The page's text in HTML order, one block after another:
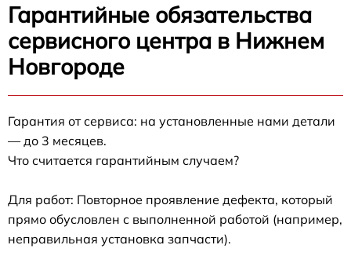
Гарантийные обязательства
сервисного центра в Нижнем
Новгороде
Гарантия от сервиса: на установленные нами детали
— до 3 месяцев.
Что считается гарантийным случаем?
Для работ: Повторное проявление дефекта, который
прямо обусловлен с выполненной работой (например,
неправильная установка запчасти).